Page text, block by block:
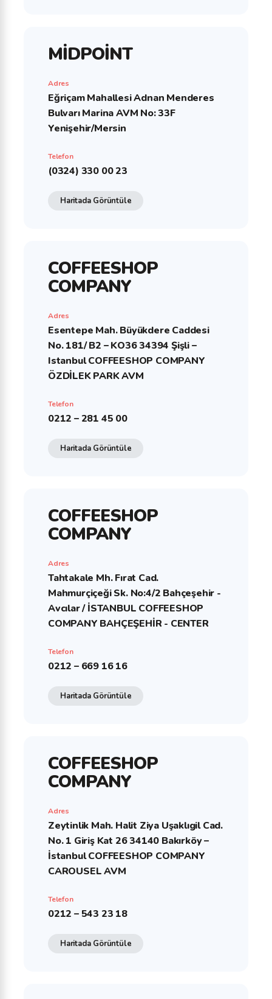
MİDPOİNT
Adres
Eğriçam Mahallesi Adnan Menderes
Bulvarı Marina AVM No: 33F
Yenişehir/Mersin
Telefon
(0324) 330 00 23
Haritada Görüntüle
COFFEESHOP
COMPANY
Adres
Esentepe Mah. Büyükdere Caddesi
No. 181/ B2 – KO36 34394 Şişli –
Istanbul COFFEESHOP COMPANY
ÖZDİLEK PARK AVM
Telefon
0212 – 281 45 00
Haritada Görüntüle
COFFEESHOP
COMPANY
Adres
Tahtakale Mh. Fırat Cad.
Mahmurçiçeği Sk. No:4/2 Bahçeşehir -
Avcılar / İSTANBUL COFFEESHOP
COMPANY BAHÇEŞEHİR - CENTER
Telefon
0212 – 669 16 16
Haritada Görüntüle
COFFEESHOP
COMPANY
Adres
Zeytinlik Mah. Halit Ziya Uşaklıgil Cad.
No. 1 Giriş Kat 26 34140 Bakırköy –
İstanbul COFFEESHOP COMPANY
CAROUSEL AVM
Telefon
0212 – 543 23 18
Haritada Görüntüle